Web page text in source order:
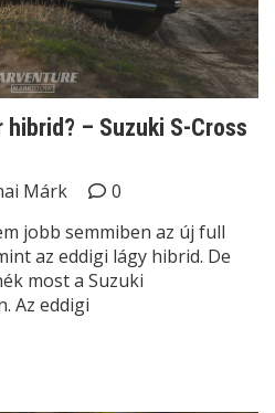
– Suzuki S-Cross
Márk
0
jobb semmiben az új full
az eddigi lágy hibrid. De
most a Suzuki
Az eddigi